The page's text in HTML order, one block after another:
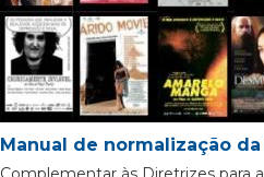
Manual de normalização